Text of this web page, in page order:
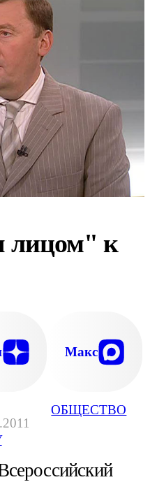
ОБЩЕСТВО
лицом" к
Макс